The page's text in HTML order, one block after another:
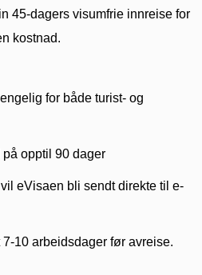
45-dagers visumfrie innreise for
kostnad.
for både turist- og
opptil 90 dager
eVisaen bli sendt direkte til e-
10 arbeidsdager før avreise.